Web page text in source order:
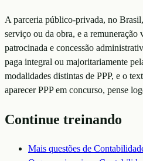
A parceria público-privada, no
serviço ou da obra, e a
patrocinada e concessão
paga integral ou majoritariamente
modalidades distintas de PPP, e o
aparecer PPP em concurso, pense
Continue treinando
Mais questões de